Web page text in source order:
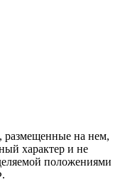
размещенные на нем,
характер и не
положениями